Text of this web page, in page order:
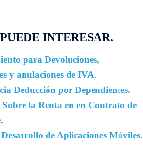
INTERESAR.
para Devoluciones,
y anulaciones de IVA.
Deducción por Dependientes.
la Renta en en Contrato de
de Aplicaciones Móviles.